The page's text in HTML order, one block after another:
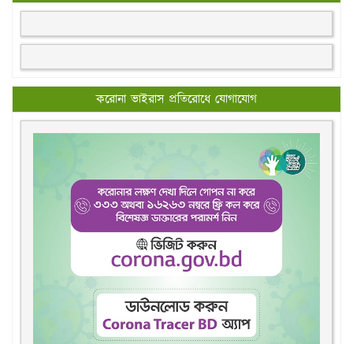
করোনা ভাইরাস প্রতিরোধে যোগাযোগ